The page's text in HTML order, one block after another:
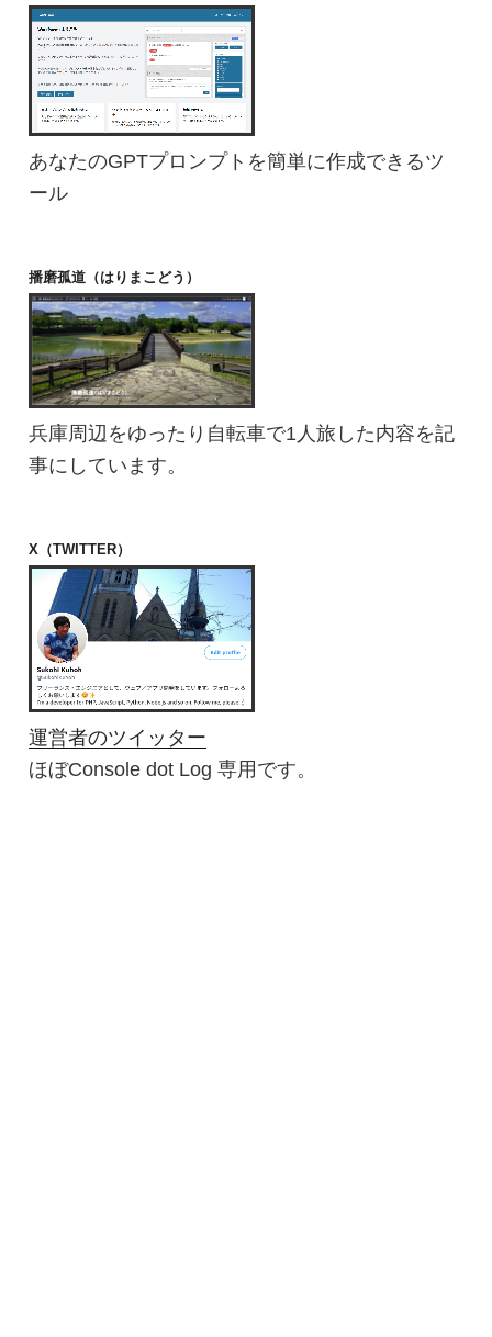
あなたのGPTプロンプトを簡単に作成できるツ
ール
播磨孤道（はりまこどう）
兵庫周辺をゆったり自転車で1人旅した内容を記
事にしています。
X（TWITTER）
運営者のツイッター
ほぼConsole dot Log 専用です。